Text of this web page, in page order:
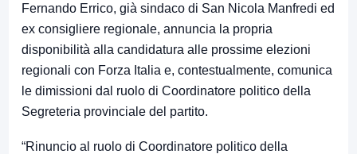
Fernando Errico, già sindaco di San Nicola Manfredi ed
ex consigliere regionale, annuncia la propria
disponibilità alla candidatura alle prossime elezioni
regionali con Forza Italia e, contestualmente, comunica
le dimissioni dal ruolo di Coordinatore politico della
Segreteria provinciale del partito.
“Rinuncio al ruolo di Coordinatore politico della